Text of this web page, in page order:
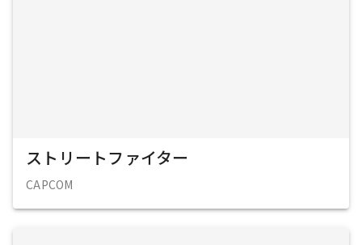
ストリートファイター
CAPCOM